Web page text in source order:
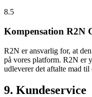
8.5
Kompensation R2N
R2N er ansvarlig for, at
på vores platform. R2N er
udleverer det aftalte mad
9. Kundeservice